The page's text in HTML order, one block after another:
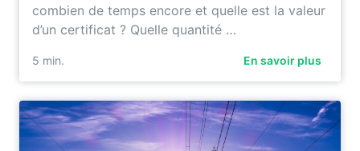
combien de temps encore et quelle est la valeur
d’un certificat ? Quelle quantité …
5 min. En savoir plus